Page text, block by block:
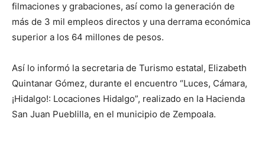
filmaciones y grabaciones, así como la generación de
más de 3 mil empleos directos y una derrama económica
superior a los 64 millones de pesos.
Así lo informó la secretaria de Turismo estatal, Elizabeth
Quintanar Gómez, durante el encuentro “Luces, Cámara,
¡Hidalgo!: Locaciones Hidalgo”, realizado en la Hacienda
San Juan Pueblilla, en el municipio de Zempoala.